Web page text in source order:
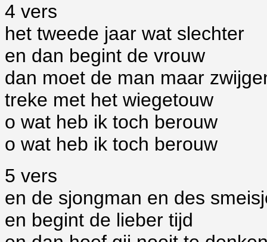
4 vers
het tweede jaar wat slechter
en dan begint de vrouw
dan moet de man maar
treke met het wiegetouw
o wat heb ik toch berouw
o wat heb ik toch berouw
5 vers
en de sjongman en des
en begint de lieber tijd